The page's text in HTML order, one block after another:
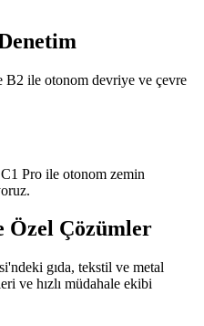
ile otonom devriye ve çevre
Pro ile otonom zemin
Özel Çözümler
gıda, tekstil ve metal
ve hızlı müdahale ekibi